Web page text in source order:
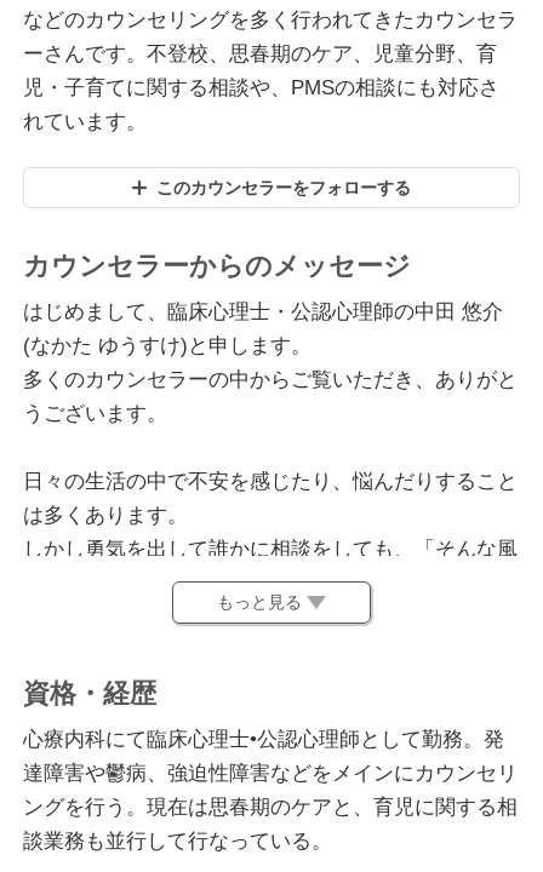
などのカウンセリングを多く行われてきたカウンセラ
ーさんです。不登校、思春期のケア、児童分野、育
児・子育てに関する相談や、PMSの相談にも対応さ
れています。
このカウンセラーをフォローする
カウンセラーからのメッセージ
はじめまして、臨床心理士・公認心理師の中田 悠介
(なかた ゆうすけ)と申します。
多くのカウンセラーの中からご覧いただき、ありがと
うございます。
日々の生活の中で不安を感じたり、悩んだりすること
は多くあります。
しかし勇気を出して誰かに相談をしても、「そんな風
に考えないようにしよう」や「そんなことしちゃダメ
だよ」などの言葉が返って来た経験はないでしょう
「わかってるよ！でもそうなっちゃうんだ！」
心理士としてクリニックで働く中でも上記のようなし
んどさを抱える方は多くいらっしゃいます。
私のカウンセリングの中では「考えない」ではなく、
もっと見る
資格・経歴
心療内科にて臨床心理士•公認心理師として勤務。発
達障害や鬱病、強迫性障害などをメインにカウンセリ
ングを行う。現在は思春期のケアと、育児に関する相
談業務も並行して行なっている。